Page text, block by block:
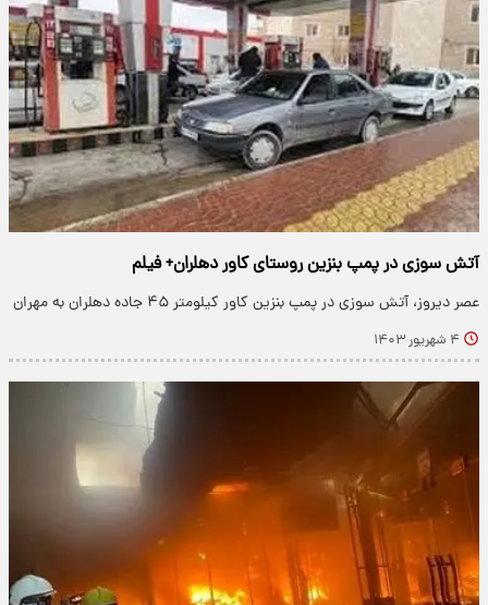
آتش سوزی در پمپ بنزین روستای کاور دهلران+ فیلم
عصر دیروز، آتش سوزی در پمپ بنزین کاور کیلومتر ۴۵ جاده دهلران به مهران
۴ شهریور ۱۴۰۳